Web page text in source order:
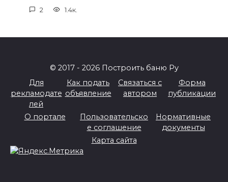
2 1.4к.
© 2017 - 2026 Построить баню Ру
Для
рекламодате
лей
Как подать
объявление
Связаться с
автором
Форма
публикации
О портале
Пользовательско
е соглашение
Нормативные
документы
Карта сайта